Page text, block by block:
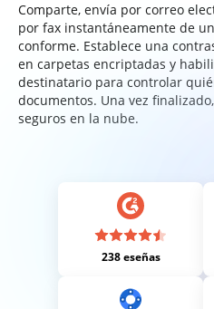
Comparte, envía por correo
por fax instantáneamente de
conforme. Establece una
en carpetas encriptadas y
destinatario para controlar
documentos. Una vez
seguros en la nube.
238 eseñas